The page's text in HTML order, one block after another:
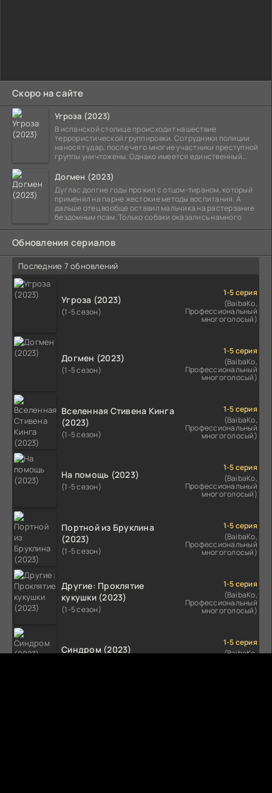
Скоро на сайте
Угроза (2023)
В испанской столице происходит нашествие
террористической группировки. Сотрудники полиции
наносят удар, после чего многие участники преступной
группы уничтожены. Однако имеется единственный
Догмен (2023)
Дуглас долгие годы прожил с отцом-тираном, который
применял на парне жестокие методы воспитания. А
дальше отец вообще оставил мальчика на растерзание
бездомным псам. Только собаки оказались намного
Обновления сериалов
Последние 7 обновлений
Угроза (2023)
(1-5 сезон)
1-5 серия
(BaibaKo,
Профессиональный
многоголосый)
Догмен (2023)
(1-5 сезон)
1-5 серия
(BaibaKo,
Профессиональный
многоголосый)
Вселенная Стивена Кинга
(2023)
(1-5 сезон)
1-5 серия
(BaibaKo,
Профессиональный
многоголосый)
На помощь (2023)
(1-5 сезон)
1-5 серия
(BaibaKo,
Профессиональный
многоголосый)
Портной из Бруклина
(2023)
(1-5 сезон)
1-5 серия
(BaibaKo,
Профессиональный
многоголосый)
Другие: Проклятие
кукушки (2023)
(1-5 сезон)
1-5 серия
(BaibaKo,
Профессиональный
многоголосый)
Синдром (2023)
1-5 серия
(BaibaKo,